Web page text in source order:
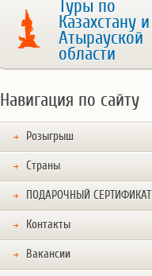
Туры по
Казахстану и
Атырауской
области
Навигация по сайту
Розыгрыш
Страны
ПОДАРОЧНЫЙ СЕРТИФИКАТ
Контакты
Вакансии